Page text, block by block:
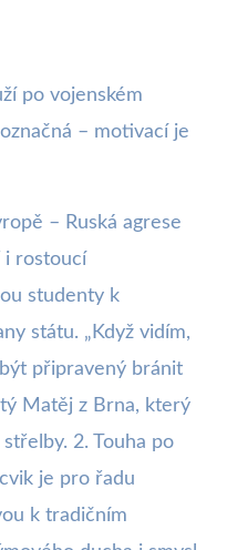
po vojenském
– motivací je
– Ruská agrese
i rostoucí
studenty k
státu. „Když vidím,
připravený bránit
Matěj z Brna, který
2. Touha po
je pro řadu
k tradičním